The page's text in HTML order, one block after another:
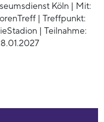
Köln | Mit:
| Treffpunkt:
| Teilnahme: